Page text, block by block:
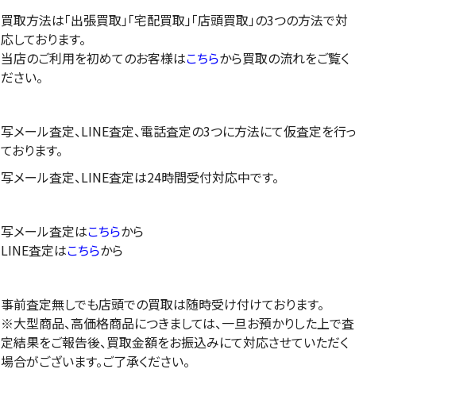
買取方法は「出張買取」「宅配買取」「店頭買取」の3つの方法で対
応しております。
当店のご利用を初めてのお客様はこちらから買取の流れをご覧く
ださい。
写メール査定、LINE査定、電話査定の3つに方法にて仮査定を行っ
ております。
写メール査定、LINE査定は24時間受付対応中です。
写メール査定はこちらから
LINE査定はこちらから
事前査定無しでも店頭での買取は随時受け付けております。
※大型商品、高価格商品につきましては、一旦お預かりした上で査
定結果をご報告後、買取金額をお振込みにて対応させていただく
場合がございます。ご了承ください。